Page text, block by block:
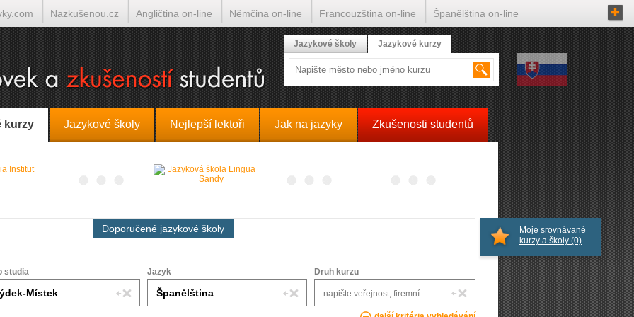
kurzy Jazykové školy Nejlepší lektoři Jak na jazyky Zkušenosti studentů
Doporučené jazykové školy
studia Jazyk Druh kurzu
Moje srovnávané
kurzy a školy (0)
Jazykové školy Jazykové kurzy
Nazkušenou.cz Angličtina on-line Němčina on-line Francouzština on-line Španělština on-line